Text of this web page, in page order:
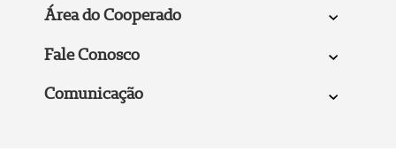
Área do Cooperado
Fale Conosco
Comunicação